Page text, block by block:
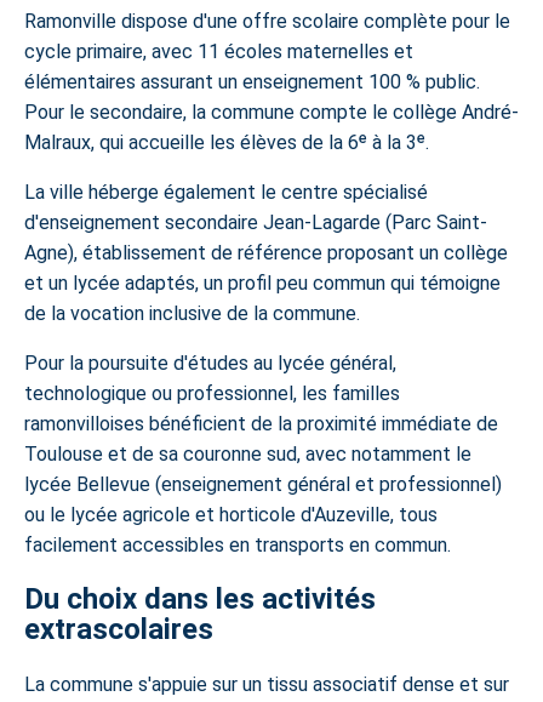
Ramonville dispose d'une offre scolaire complète pour le
cycle primaire, avec 11 écoles maternelles et
élémentaires assurant un enseignement 100 % public.
Pour le secondaire, la commune compte le collège André-
Malraux, qui accueille les élèves de la 6ᵉ à la 3ᵉ.
La ville héberge également le centre spécialisé
d'enseignement secondaire Jean-Lagarde (Parc Saint-
Agne), établissement de référence proposant un collège
et un lycée adaptés, un profil peu commun qui témoigne
de la vocation inclusive de la commune.
Pour la poursuite d'études au lycée général,
technologique ou professionnel, les familles
ramonvilloises bénéficient de la proximité immédiate de
Toulouse et de sa couronne sud, avec notamment le
lycée Bellevue (enseignement général et professionnel)
ou le lycée agricole et horticole d'Auzeville, tous
facilement accessibles en transports en commun.
Du choix dans les activités
extrascolaires
La commune s'appuie sur un tissu associatif dense et sur